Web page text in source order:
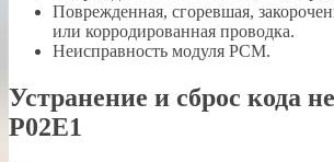
Поврежденная, сгоревшая,
или корродированная проводка.
Неисправность модуля PCM.
Устранение и сброс кода
P02E1